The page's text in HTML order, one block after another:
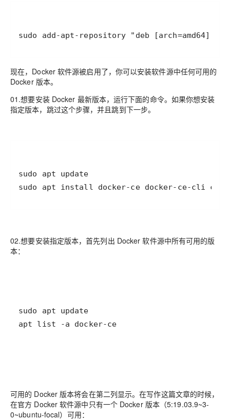
sudo add-apt-repository "deb [arch=amd64]
现在，Docker 软件源被启用了，你可以安装软件源中任何可用的
Docker 版本。
01.想要安装 Docker 最新版本，运行下面的命令。如果你想安装
指定版本，跳过这个步骤，并且跳到下一步。
sudo apt install docker-ce docker-ce-cli
02.想要安装指定版本，首先列出 Docker 软件源中所有可用的版
本：
apt list -a docker-ce
可用的 Docker 版本将会在第二列显示。在写作这篇文章的时候，
在官方 Docker 软件源中只有一个 Docker 版本（5:19.03.9~3-
0~ubuntu-focal）可用：